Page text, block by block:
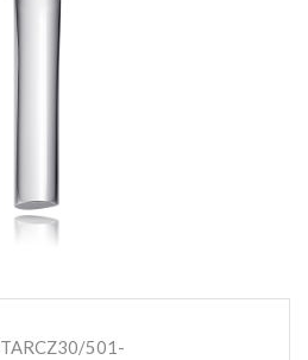
TARCZ30/501-